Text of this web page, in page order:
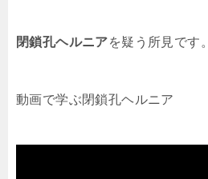
閉鎖孔ヘルニアを疑う所見です。
動画で学ぶ閉鎖孔ヘルニア